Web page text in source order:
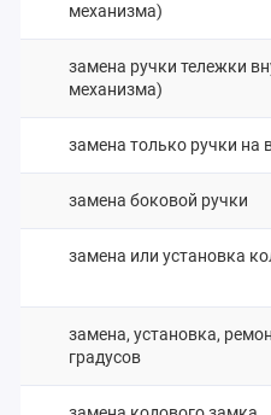
механизма)
замена ручки тележки
механизма)
замена только ручки
замена боковой ручки
замена или установка
замена, установка,
градусов